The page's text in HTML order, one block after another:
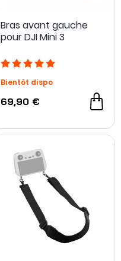
Bras avant gauche
pour DJI Mini 3
Bientôt dispo
69,90 €